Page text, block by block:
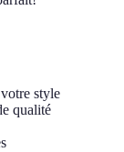
style
qualité